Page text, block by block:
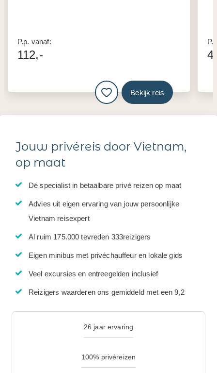
P.p. vanaf:
112,-
Bekijk reis
Jouw privéreis door Vietnam,
op maat
Dé specialist in betaalbare privé reizen op maat
Advies uit eigen ervaring van jouw persoonlijke
Vietnam reisexpert
Al ruim 175.000 tevreden 333reizigers
Eigen minibus met privéchauffeur en lokale gids
Veel excursies en entreegelden inclusief
Reizigers waarderen ons gemiddeld met een 9,2
26 jaar ervaring
100% privéreizen